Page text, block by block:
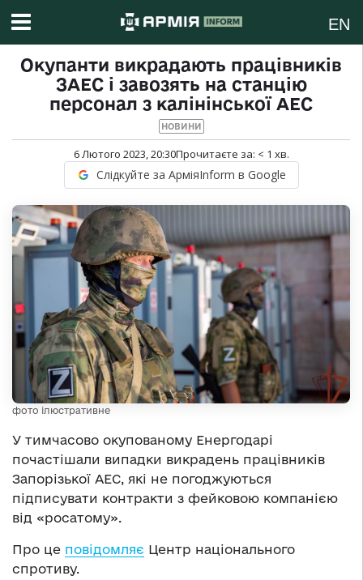
EN
Окупанти викрадають працівників
ЗАЕС і завозять на станцію
персонал з калінінської АЕС
НОВИНИ
6 Лютого 2023, 20:30Прочитаєте за: < 1 хв.
Слідкуйте за АрміяInform в Google
фото ілюстративне
У тимчасово окупованому Енергодарі
почастішали випадки викрадень працівників
Запорізької АЕС, які не погоджуються
підписувати контракти з фейковою компанією
від «росатому».
Про це повідомляє Центр національного
спротиву.